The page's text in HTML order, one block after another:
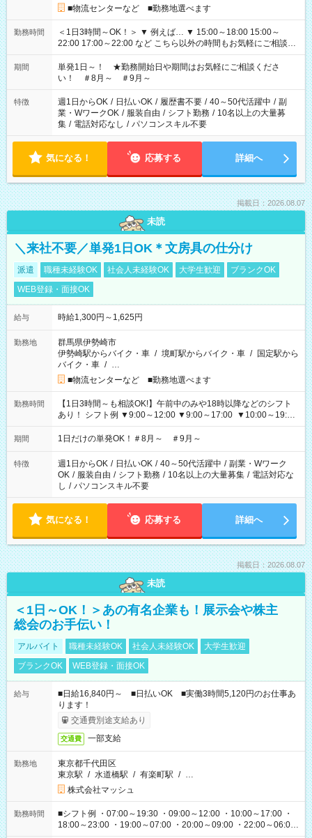
■物流センターなど ■勤務地選べます
勤務時間
＜1日3時間～OK！＞ ▼ 例えば… ▼ 15:00～18:00 15:00～
22:00 17:00～22:00 など こちら以外の時間もお気軽にご相談く
ださい！
期間
単発1日～！ ★勤務開始日や期間はお気軽にご相談くださ
い！ ＃8月～ ＃9月～
特徴 週1日からOK / 日払いOK / 履歴書不要 / 40～50代活躍中 / 副
業・WワークOK / 服装自由 / シフト勤務 / 10名以上の大量募
集 / 電話対応なし / パソコンスキル不要
気になる！ 応募する 詳細へ
掲載日：2026.08.07
未読
＼来社不要／単発1日OK＊文房具の仕分け
派遣 職種未経験OK 社会人未経験OK 大学生歓迎
ブランクOK
WEB登録・面接OK
給与 時給1,300円～1,625円
勤務地
群馬県伊勢崎市
伊勢崎駅からバイク・車 / 境町駅からバイク・車 / 国定駅から
バイク・車 / …
■物流センターなど ■勤務地選べます
勤務時間
【1日3時間～も相談OK!】午前中のみや18時以降などのシフト
あり！ シフト例 ▼9:00～12:00 ▼9:00～17:00 ▼10:00～19:00
▼18:00～21:00
期間 1日だけの単発OK！＃8月～ ＃9月～
特徴 週1日からOK / 日払いOK / 40～50代活躍中 / 副業・Wワーク
OK / 服装自由 / シフト勤務 / 10名以上の大量募集 / 電話対応な
し / パソコンスキル不要
気になる！ 応募する 詳細へ
掲載日：2026.08.07
未読
＜1日～OK！＞あの有名企業も！展示会や株主
総会のお手伝い！
アルバイト 職種未経験OK 社会人未経験OK
大学生歓迎
ブランクOK
WEB登録・面接OK
給与
■日給16,840円～ ■日払いOK ■実働3時間5,120円のお仕事あ
ります！
交通費別途支給あり
交通費 一部支給
勤務地
東京都千代田区
東京駅 / 水道橋駅 / 有楽町駅 / …
株式会社マッシュ
勤務時間
■シフト例 ・07:00～19:30 ・09:00～12:00 ・10:00～17:00 ・
18:00～23:00 ・19:00～07:00 ・20:00～09:00 ・22:00～06:00
etc ★最短で3時間で5,120円のお仕事から 15時間で2万円近く稼